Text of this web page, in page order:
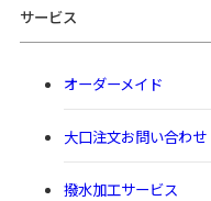
サービス
オーダーメイド
大口注文お問い合わせ
撥水加工サービス